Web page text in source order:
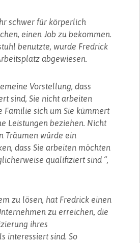
schwer für körperlich
einen Job zu bekommen.
benutzte, wurde Fredrick
abgewiesen.
Vorstellung, dass
sind, Sie nicht arbeiten
Familie sich um Sie kümmert
Leistungen beziehen. Nicht
Träumen würde ein
dass Sie arbeiten möchten
qualifiziert sind “,
zu lösen, hat Fredrick einen
zu erreichen, die
ihres
interessiert sind. So